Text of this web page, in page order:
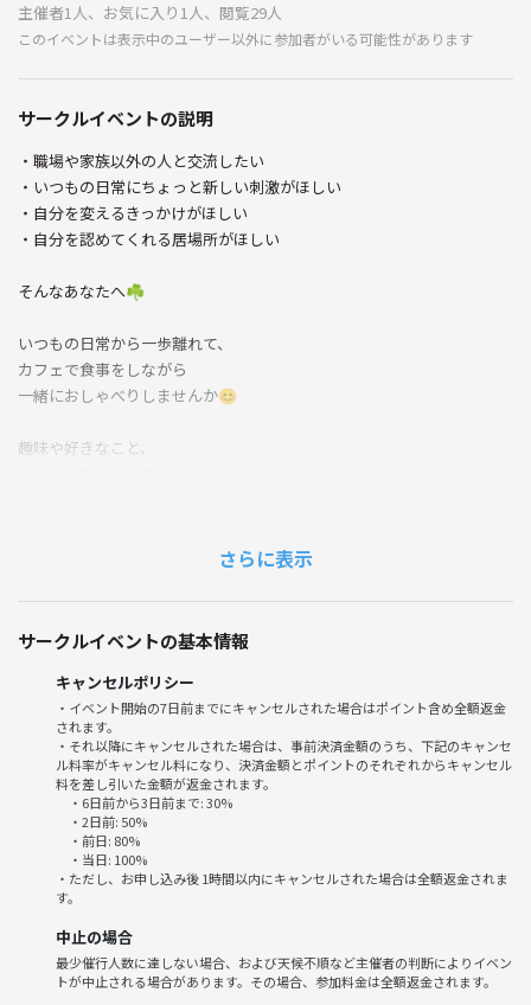
主催者1人、お気に入り1人、閲覧29人
このイベントは表示中のユーザー以外に参加者がいる可能性があります
サークルイベントの説明
・職場や家族以外の人と交流したい
・いつもの日常にちょっと新しい刺激がほしい
・自分を変えるきっかけがほしい
・自分を認めてくれる居場所がほしい
そんなあなたへ☘️
いつもの日常から一歩離れて、
カフェで食事をしながら
一緒におしゃべりしませんか😊
趣味や好きなこと、
嫌なことがあって落ち込んでいる…
ざっくばらんにお話しして
明るく前向きなオトナ女子になりましょう♡
＊20代30代の女性向け
＊初めての方や、おしゃべりが苦手という方、
お一人での参加も大歓迎です♬
さらに表示
サークルイベントの基本情報
キャンセルポリシー
・イベント開始の7日前までにキャンセルされた場合はポイント含め全額返金
されます。
・それ以降にキャンセルされた場合は、事前決済金額のうち、下記のキャンセ
ル料率がキャンセル料になり、決済金額とポイントのそれぞれからキャンセル
料を差し引いた金額が返金されます。
・6日前から3日前まで: 30%
・2日前: 50%
・前日: 80%
・当日: 100%
・ただし、お申し込み後 1時間以内にキャンセルされた場合は全額返金されま
す。
中止の場合
最少催行人数に達しない場合、および天候不順など主催者の判断によりイベン
トが中止される場合があります。その場合、参加料金は全額返金されます。